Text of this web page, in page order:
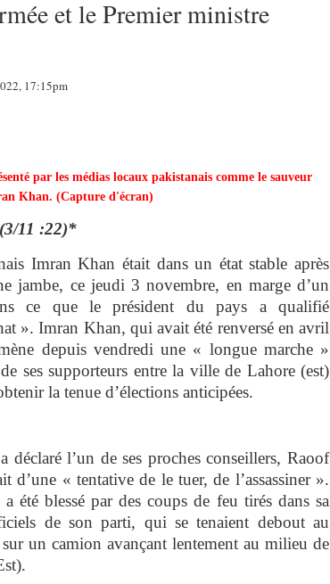
et le Premier ministre
17:15pm
par les médias locaux pakistanais comme le sauveur
Khan. (Capture d'écran)
(3/11 :22)*
Imran Khan était dans un état stable après
jambe, ce jeudi 3 novembre, en marge d’un
ce que le président du pays a qualifié
». Imran Khan, qui avait été renversé en avril
depuis vendredi une « longue marche »
ses supporteurs entre la ville de Lahore (est)
la tenue d’élections anticipées.
déclaré l’un de ses proches conseillers, Raoof
d’une « tentative de le tuer, de l’assassiner ».
été blessé par des coups de feu tirés dans sa
de son parti, qui se tenaient debout au
un camion avançant lentement au milieu de